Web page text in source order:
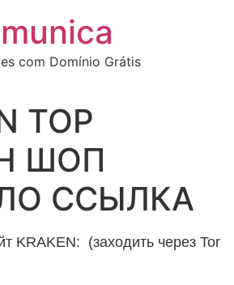
com Domínio Grátis
ТОР
ШОП
ССЫЛКА
KRAKEN: (заходить через Tor